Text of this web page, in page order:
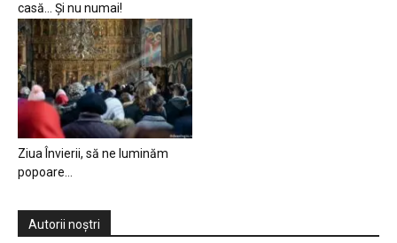
casă… Și nu numai!
Ziua Învierii, să ne luminăm
popoare…
Autorii noștri